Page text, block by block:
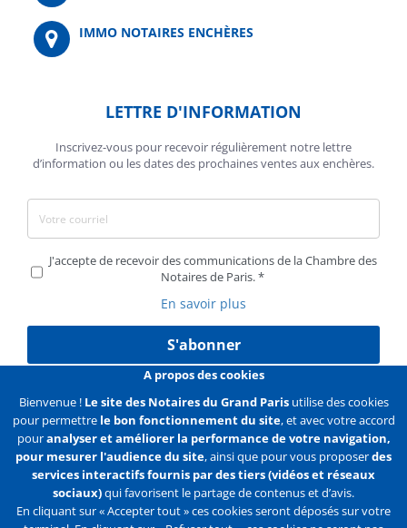
IMMO NOTAIRES ENCHÈRES
LETTRE D'INFORMATION
Inscrivez-vous pour recevoir régulièrement notre lettre
d’information ou les dates des prochaines ventes aux enchères.
J'accepte de recevoir des communications de la Chambre des
Notaires de Paris.
En savoir plus
S'abonner
Liens Mentions légales Données personnelles
Politique des cookies Configurer les cookies
Liens
Accueil Contact Plan du site
A propos des cookies
Bienvenue ! Le site des Notaires du Grand Parisutilise des cookies
pour permettre le bon fonctionnement du site, et avec votre accord
pouranalyser et améliorer la performance de votre navigation,
pour mesurer l'audience du site, ainsi que pour vous proposerdes
services interactifs fournis par des tiers (vidéos et réseaux
sociaux)qui favorisent le partage de contenus et d’avis.
En cliquant sur « Accepter tout » ces cookies seront déposés sur votre